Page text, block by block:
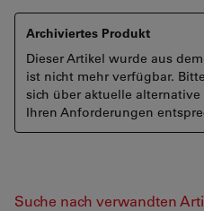
Archiviertes Produkt
Dieser Artikel wurde aus
ist nicht mehr verfügbar.
sich über aktuelle
Ihren Anforderungen
Suche nach verwandten